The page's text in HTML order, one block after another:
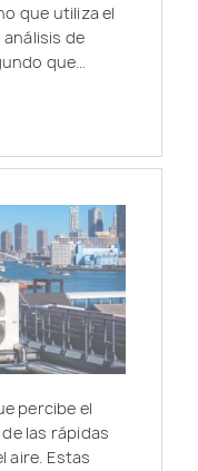
que utiliza el
análisis de
que
de 1/3 de
percibe el
las rápidas
aire. Estas